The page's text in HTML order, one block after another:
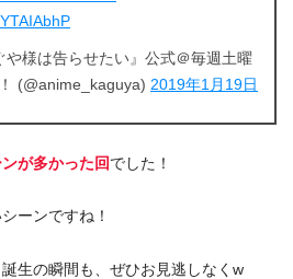
様は告らせたい』公式＠毎週土曜
(@anime_kaguya) 2019年1月19日
が多かった回でした！
ーンですね！
生の瞬間も、ぜひお見逃しなくw